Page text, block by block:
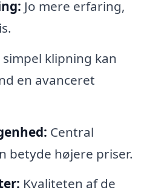
Jo mere erfaring,
simpel klipning kan
en avanceret
Central
betyde højere priser.
Kvaliteten af de